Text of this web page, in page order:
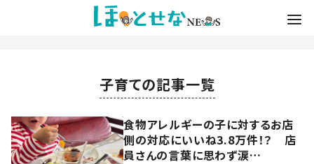
子育ての記事一覧
食物アレルギーの子に対するお店
側の対応にいいね3.8万件！？ 店
員さんの言葉に思わず涙…